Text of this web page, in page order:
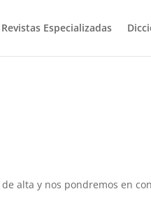
Revistas Especializadas
alta y nos pondremos en